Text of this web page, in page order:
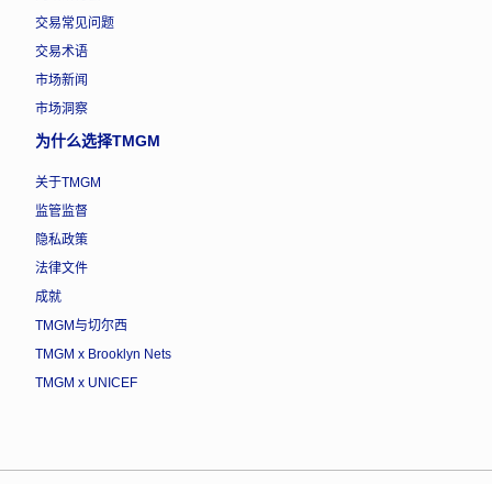
交易常见问题
交易术语
市场新闻
市场洞察
为什么选择TMGM
关于TMGM
监管监督
隐私政策
法律文件
成就
TMGM与切尔西
TMGM x Brooklyn Nets
TMGM x UNICEF